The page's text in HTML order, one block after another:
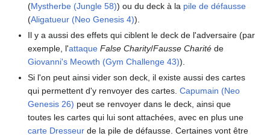
(Mystherbe (Jungle 58)) ou du deck à la pile de défausse
(Aligatueur (Neo Genesis 4)).
Il y a aussi des effets qui ciblent le deck de l'adversaire (par
exemple, l'attaque False Charity/Fausse Charité de
Giovanni's Meowth (Gym Challenge 43)).
Si l'on peut ainsi vider son deck, il existe aussi des cartes
qui permettent d'y renvoyer des cartes.Capumain (Neo
Genesis 26) peut se renvoyer dans le deck, ainsi que
toutes les cartes qui lui sont attachées, avec en plus une
carte Dresseur de la pile de défausse. Certaines vont être